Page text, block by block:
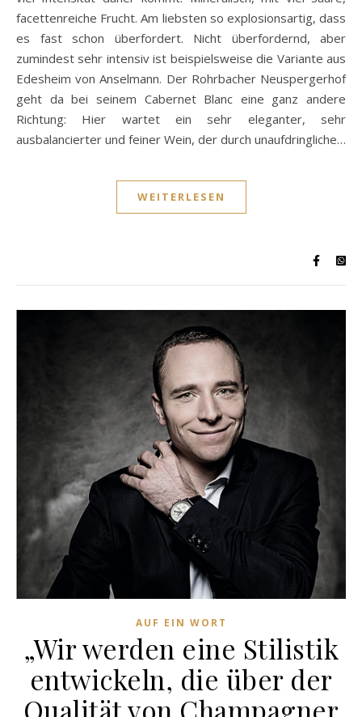
facettenreiche Frucht. Am liebsten so explosionsartig, dass
es fast schon überfordert. Nicht überfordernd, aber
zumindest sehr intensiv ist beispielsweise die Variante aus
Edesheim von Anselmann. Der Rohrbacher Neuspergerhof
geht da bei seinem Cabernet Blanc eine ganz andere
Richtung: Hier wartet ein sehr eleganter, sehr
ausbalancierter und feiner Wein, der durch unaufdringliche…
WEITERLESEN
AUF EIN WORT
„Wir werden eine Stilistik
entwickeln, die über der